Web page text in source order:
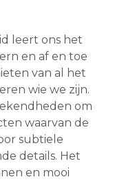
leert ons het
en af en toe
van al het
wie we zijn.
om
waarvan de
subtiele
details. Het
en mooi